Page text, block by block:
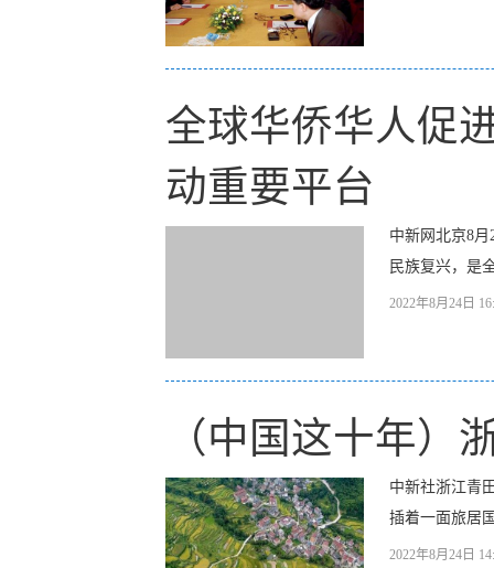
全球华侨华人促
动重要平台
中新网北京8
民族复兴，是
2022年8月24日
（中国这十年）
中新社浙江青
插着一面旅居
2022年8月24日